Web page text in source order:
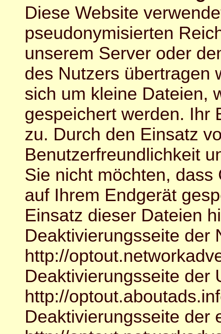
Diese Website
pseudonymisierten
unserem Server oder
des Nutzers übertragen
sich um kleine Dateien,
gespeichert werden. Ihr
zu. Durch den Einsatz
Benutzerfreundlichkeit
Sie nicht möchten,
auf Ihrem Endgerät
Einsatz dieser Dateien
Deaktivierungsseite der
http://
Deaktivierungsseite der
http://
Deaktivierungsseite der